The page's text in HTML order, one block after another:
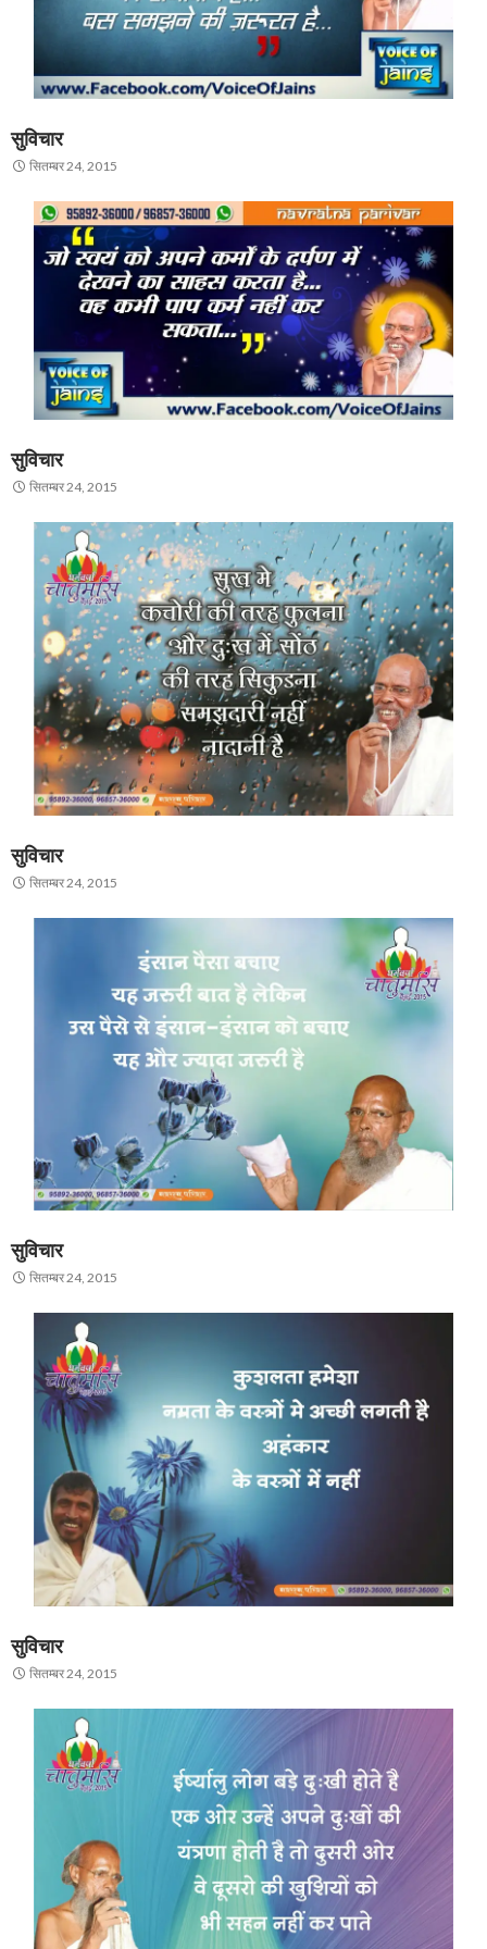
सुविचार
सितम्बर 24, 2015
सुविचार
सितम्बर 24, 2015
सुविचार
सितम्बर 24, 2015
सुविचार
सितम्बर 24, 2015
सुविचार
सितम्बर 24, 2015